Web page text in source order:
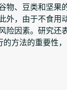
物、豆类和坚果
外，由于不食用
险因素。研究还
方法的重要性